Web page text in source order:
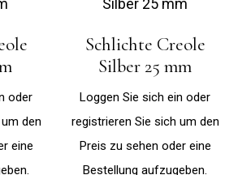
oder
den
eine
Schlichte Creole
Silber 25 mm
Loggen Sie sich ein oder
registrieren Sie sich um den
Preis zu sehen oder eine
Bestellung aufzugeben.